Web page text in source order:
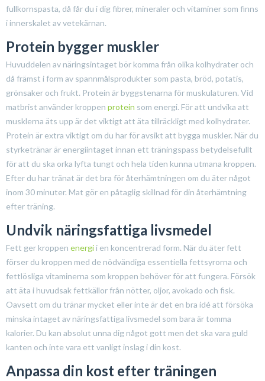
fullkornspasta, då får du i dig fibrer, mineraler och vitaminer som finns
i innerskalet av vetekärnan.
Protein bygger muskler
Huvuddelen av näringsintaget bör komma från olika kolhydrater och
då främst i form av spannmålsprodukter som pasta, bröd, potatis,
grönsaker och frukt. Protein är byggstenarna för muskulaturen. Vid
matbrist använder kroppen protein som energi. För att undvika att
musklerna äts upp är det viktigt att äta tillräckligt med kolhydrater.
Protein är extra viktigt om du har för avsikt att bygga muskler. När du
styrketränar är energiintaget innan ett träningspass betydelsefullt
för att du ska orka lyfta tungt och hela tiden kunna utmana kroppen.
Efter du har tränat är det bra för återhämtningen om du äter något
inom 30 minuter. Mat gör en påtaglig skillnad för din återhämtning
efter träning.
Undvik näringsfattiga livsmedel
Fett ger kroppen energi i en koncentrerad form. När du äter fett
förser du kroppen med de nödvändiga essentiella fettsyrorna och
fettlösliga vitaminerna som kroppen behöver för att fungera. Försök
att äta i huvudsak fettkällor från nötter, oljor, avokado och fisk.
Oavsett om du tränar mycket eller inte är det en bra idé att försöka
minska intaget av näringsfattiga livsmedel som bara är tomma
kalorier. Du kan absolut unna dig något gott men det ska vara guld
kanten och inte vara ett vanligt inslag i din kost.
Anpassa din kost efter träningen